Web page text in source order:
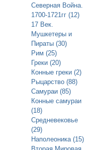
Северная Война.
1700-1721гг (12)
17 Век.
Мушкетеры и
Пираты (30)
Рим (25)
Греки (20)
Конные греки (2)
Рыцарство (88)
Самураи (85)
Конные самураи
(18)
Средневековье
(29)
Наполеоника (15)